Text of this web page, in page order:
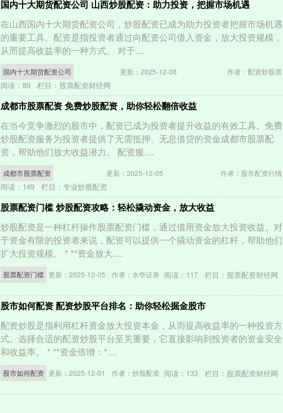
国内十大期货配资公司 山西炒股配资：助力投资，把握市场机遇
在山西国内十大期货配资公司，炒股配资已成为助力投资者把握市场机遇
的重要工具。配资是指投资者通过向配资公司借入资金，放大投资规模，
从而提高收益率的一种方式。 对于....
国内十大期货配资公司 更新：2025-12-08 作者：配资炒股票
阅读： 89 栏目： 股票配资财经网
成都市股票配资 免费炒股配资，助你轻松翻倍收益
在当今竞争激烈的股市中，配资已成为投资者提升收益的有效工具。免费
炒股配资服务为投资者提供了无需抵押、无息借贷的资金成都市股票配
资，帮助他们放大收益潜力。 配资服....
成都市股票配资 更新：2025-12-05 作者：股市配资行情
阅读： 149 栏目： 专业炒股配资
股票配资门槛 炒股配资攻略：轻松撬动资金，放大收益
炒股配资是一种杠杆操作股票配资门槛，通过借用资金放大投资收益。对
于资金有限的投资者来说，配资可以提供一个撬动资金的杠杆，帮助他们
扩大投资规模。 * **资金放大....
股票配资门槛 更新：2025-12-05 作者：永华证券 阅读： 117 栏目： 股票配资财经网
股市如何配资 配资炒股平台排名：助你轻松掘金股市
配资炒股是指利用杠杆资金放大投资本金，从而提高收益率的一种投资方
式。选择合适的配资炒股平台至关重要，它直接影响到投资者的资金安全
和收益率。 * **资金倍增：*....
股市如何配资 更新：2025-12-01 作者：炒股配资 阅读： 133 栏目： 股票配资财经网